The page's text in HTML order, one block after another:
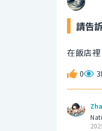
請告
在飯店
0